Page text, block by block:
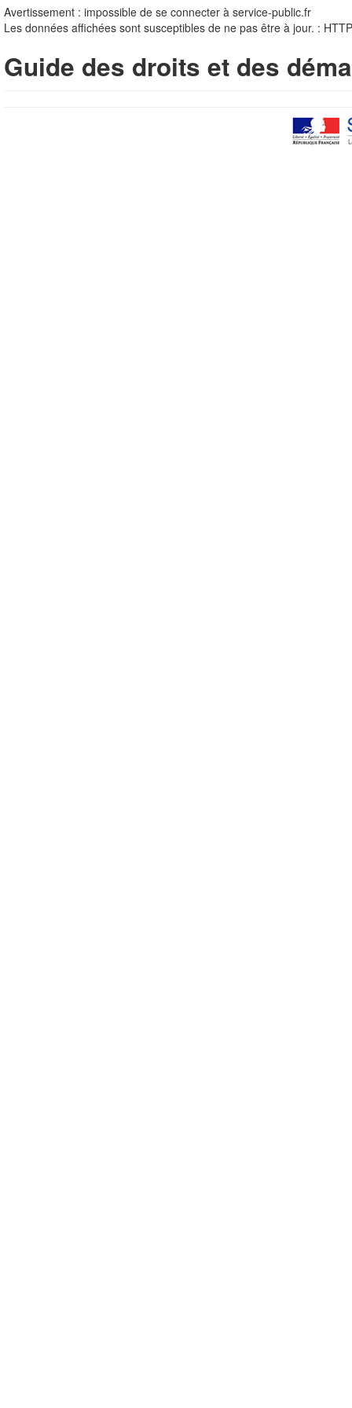
Avertissement : impossible de se connecter à service-public.fr
Les données affichées sont susceptibles de ne pas être à jour. :
Guide des droits et des